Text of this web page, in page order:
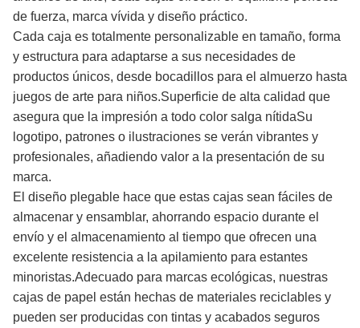
de fuerza, marca vívida y diseño práctico.
Cada caja es totalmente personalizable en tamaño, forma
y estructura para adaptarse a sus necesidades de
productos únicos, desde bocadillos para el almuerzo hasta
juegos de arte para niños.Superficie de alta calidad que
asegura que la impresión a todo color salga nítidaSu
logotipo, patrones o ilustraciones se verán vibrantes y
profesionales, añadiendo valor a la presentación de su
marca.
El diseño plegable hace que estas cajas sean fáciles de
almacenar y ensamblar, ahorrando espacio durante el
envío y el almacenamiento al tiempo que ofrecen una
excelente resistencia a la apilamiento para estantes
minoristas.Adecuado para marcas ecológicas, nuestras
cajas de papel están hechas de materiales reciclables y
pueden ser producidas con tintas y acabados seguros